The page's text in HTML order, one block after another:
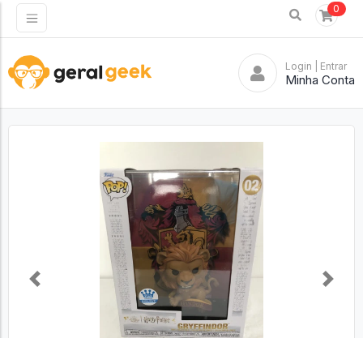
0
Login | Entrar
Minha Conta
Previous Next